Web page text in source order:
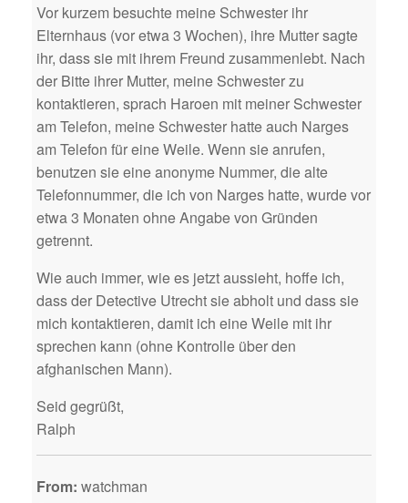
Vor kurzem besuchte meine Schwester ihr
Elternhaus (vor etwa 3 Wochen), ihre Mutter sagte
ihr, dass sie mit ihrem Freund zusammenlebt. Nach
der Bitte ihrer Mutter, meine Schwester zu
kontaktieren, sprach Haroen mit meiner Schwester
am Telefon, meine Schwester hatte auch Narges
am Telefon für eine Weile. Wenn sie anrufen,
benutzen sie eine anonyme Nummer, die alte
Telefonnummer, die ich von Narges hatte, wurde vor
etwa 3 Monaten ohne Angabe von Gründen
getrennt.
Wie auch immer, wie es jetzt aussieht, hoffe ich,
dass der Detective Utrecht sie abholt und dass sie
mich kontaktieren, damit ich eine Weile mit ihr
sprechen kann (ohne Kontrolle über den
afghanischen Mann).
Seid gegrüßt,
Ralph
From: watchman